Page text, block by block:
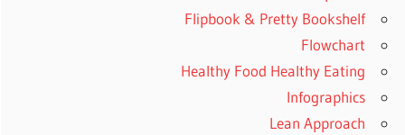
Flipbook & Pretty Bookshelf
Flowchart
Healthy Food Healthy Eating
Infographics
Lean Approach